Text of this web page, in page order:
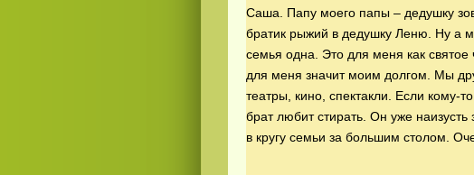
Саша. Папу моего папы – дедушку
братик рыжий в дедушку Леню. Ну а
семья одна. Это для меня как
для меня значит моим долгом. Мы
театры, кино, спектакли. Если
брат любит стирать. Он уже
в кругу семьи за большим столом.